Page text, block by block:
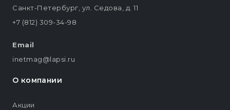
Санкт-Петербург, ул. Седова, д. 11
+7 (812) 309-34-98
Email
inetmag@lapsi.ru
О компании
Акции